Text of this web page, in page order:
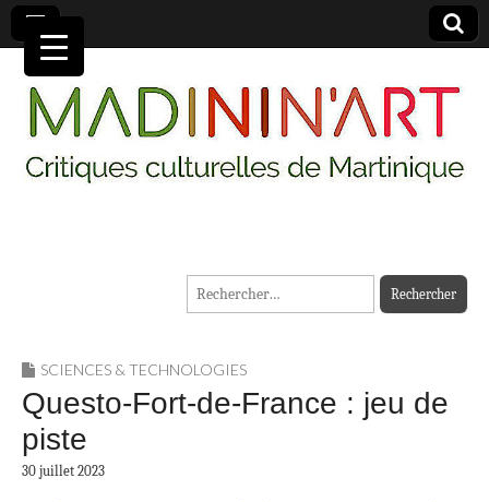
MADININ'ART
Rechercher :
SCIENCES & TECHNOLOGIES
Questo-Fort-de-France : jeu de
piste
30 juillet 2023